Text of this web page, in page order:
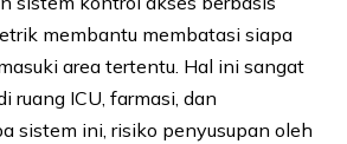
membantu membatasi siapa
area tertentu. Hal ini sangat
ruang ICU, farmasi, dan
sistem ini, risiko penyusupan oleh